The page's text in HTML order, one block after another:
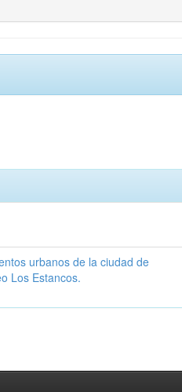
urbanos de la ciudad de
Los Estancos.